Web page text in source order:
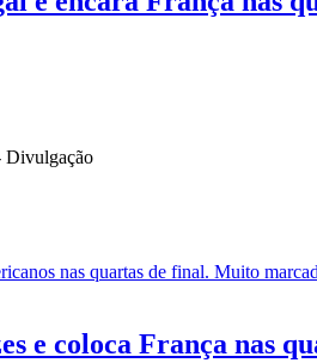
nas quartas de final. Muito
e coloca França nas